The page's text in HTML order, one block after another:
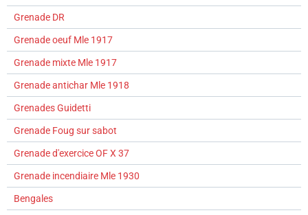
Grenade DR
Grenade oeuf Mle 1917
Grenade mixte Mle 1917
Grenade antichar Mle 1918
Grenades Guidetti
Grenade Foug sur sabot
Grenade d'exercice OF X 37
Grenade incendiaire Mle 1930
Bengales